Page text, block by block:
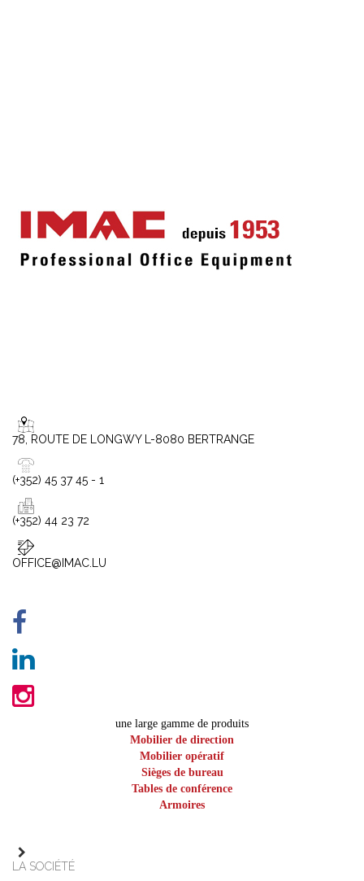
78, ROUTE DE LONGWY L-8080 BERTRANGE
(+352) 45 37 45 - 1
(+352) 44 23 72
OFFICE@IMAC.LU
une large gamme de produits
Mobilier de direction
Mobilier opératif
Sièges de bureau
Tables de conférence
Armoires
LA SOCIÉTÉ